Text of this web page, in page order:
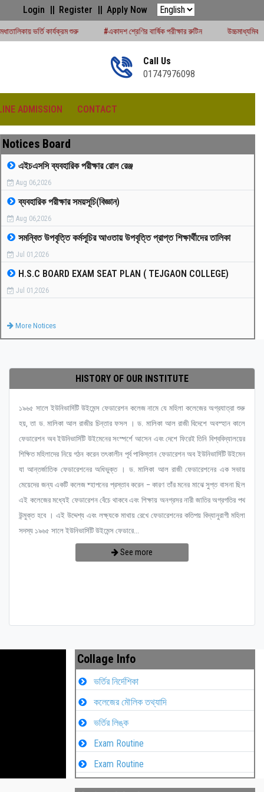
Login Register Apply Now
শুরু #একাদশ শ্রেণির বার্ষিক পরীক্ষার রুটিন উচ্চমাধ্যমিক সেশন (২০২৪-২৫)
Call Us
01747976098
ADMISSION CONTACT
প্রতিযোগিতা -২০২৫
Notices Board
এইচএসসি ব্যবহারিক পরীক্ষার রোল রেঞ্জ
Aug 06,2026
ব্যবহারিক পরীক্ষার সময়সূচি(বিজ্ঞান)
Aug 06,2026
সমন্বিত উপবৃত্তি কর্মসূচির আওতায় উপবৃত্তি প্রাপ্ত শিক্ষার্থীদের তালিকা
Jul 01,2026
H.S.C BOARD EXAM SEAT PLAN ( TEJGAON COLLEGE)
Jul 01,2026
More Notices
HISTORY OF OUR INSTITUTE
১৯৬৫ সালে ইউনিভার্সিটি উইমেন্স ফেডারেশন কলেজ নামে যে মহিলা কলেজের অগ্রযাত্রা শুরু
হয়, তা ড. মালিকা আল রাজীর চিন্তার ফসল । ড. মালিকা আল রাজী বিদেশে অবস্হান কালে
ফেডারেশন অব ইউনিভার্সিটি উইমেনের সংস্পর্শে আসেন এবং দেশে ফিরেই তিনি বিশ্ববিদ্যালয়ের
শিক্ষিত মহিলাদের নিয়ে গঠন করেন তৎকালীন পূর্ব পাকিস্তান ফেডারেশন অব ইউনিভার্সিটি উইমেন
যা আন্তর্জাতিক ফেডারেশনের অধিভুক্ত । ড. মালিকা আল রাজী ফেডারেশনের এক সভায়
মেয়েদের জন্য একটি কলেজ ষ্হাপনের প্রস্তাব করেন – কারণ তাঁর মনের মাঝে সুপ্ত বাসনা ছিল
এই কলেজের মধ্যেই ফেডারেশন বেঁচে থাকবে এবং শিক্ষায় অনগ্রসর নারী জাতির অগ্রগতির পথ
উন্মুক্ত হবে । এই উদ্দেশ্য এবং লক্ষ্যকে মাথায় রেখে ফেডারেশনের কতিপয় বিদ্যানুরাগী মহিলা
সদস্য ১৯৬৫ সালে ইউনিভার্সিটি উইমেন্স ফেডারে...
See more
Collage Info
ভর্তির নির্দেশিকা
কলেজের মৌলিক তথ্যাদি
ভর্তির লিঙ্ক
Exam Routine
Exam Routine